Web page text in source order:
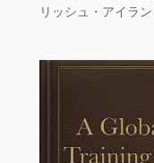
リッシュ・アイラ